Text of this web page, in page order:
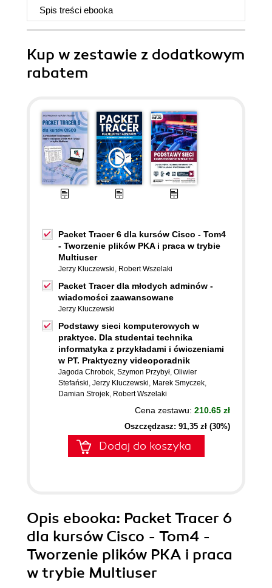
Spis treści ebooka
Kup w zestawie z dodatkowym
rabatem
Packet Tracer 6 dla kursów Cisco - Tom4
- Tworzenie plików PKA i praca w trybie
Multiuser
Jerzy Kluczewski, Robert Wszelaki
Packet Tracer dla młodych adminów -
wiadomości zaawansowane
Jerzy Kluczewski
Podstawy sieci komputerowych w
praktyce. Dla studentai technika
informatyka z przykładami i ćwiczeniami
w PT. Praktyczny videoporadnik
Jagoda Chrobok, Szymon Przybył, Oliwier
Stefański, Jerzy Kluczewski, Marek Smyczek,
Damian Strojek, Robert Wszelaki
Cena zestawu: 210.65 zł
Oszczędzasz: 91,35 zł (30%)
Dodaj do koszyka
Opis ebooka: Packet Tracer 6
dla kursów Cisco - Tom4 -
Tworzenie plików PKA i praca
w trybie Multiuser